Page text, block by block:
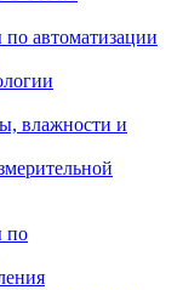
автоматизации
влажности и
по